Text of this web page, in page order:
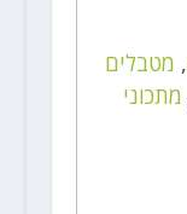
, מטבלים
מתכוני